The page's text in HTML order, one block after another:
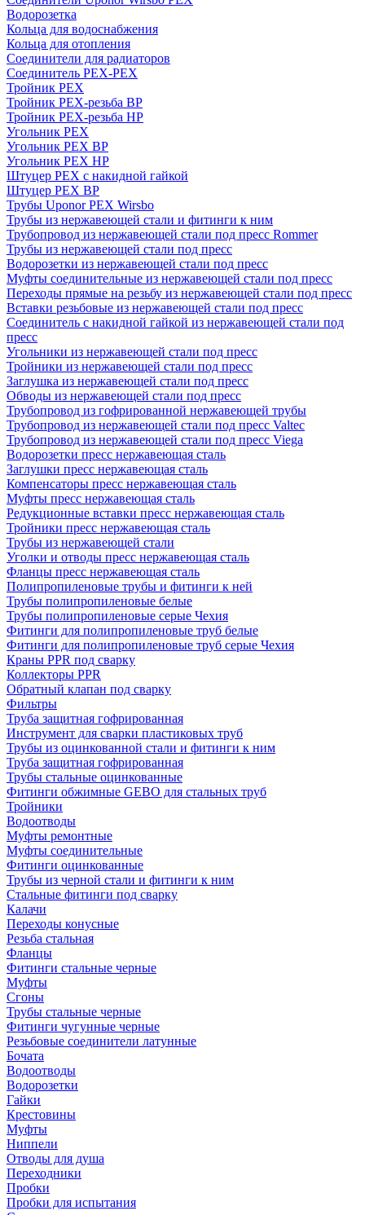
Водорозетка
Кольца для водоснабжения
Кольца для отопления
Соединители для радиаторов
Соединитель PEX-PEX
Тройник PEX
Тройник PEX-резьба ВР
Тройник PEX-резьба НР
Угольник PEX
Угольник PEX ВР
Угольник PEX НР
Штуцер PEX c накидной гайкой
Штуцер PEX ВР
Трубы Uponor PEX Wirsbo
Трубы из нержавеющей стали и фитинги к ним
Трубопровод из нержавеющей стали под пресс Rommer
Трубы из нержавеющей стали под пресс
Водорозетки из нержавеющей стали под пресс
Муфты соединительные из нержавеющей стали под пресс
Переходы прямые на резьбу из нержавеющей стали под пресс
Вставки резьбовые из нержавеющей стали под пресс
Соединитель с накидной гайкой из нержавеющей стали под
пресс
Угольники из нержавеющей стали под пресс
Тройники из нержавеющей стали под пресс
Заглушка из нержавеющей стали под пресс
Обводы из нержавеющей стали под пресс
Трубопровод из гофрированной нержавеющей трубы
Трубопровод из нержавеющей стали под пресс Valtec
Трубопровод из нержавеющей стали под пресс Viega
Водорозетки пресс нержавеющая сталь
Заглушки пресс нержавеющая сталь
Компенсаторы пресс нержавеющая сталь
Муфты пресс нержавеющая сталь
Редукционные вставки пресс нержавеющая сталь
Тройники пресс нержавеющая сталь
Трубы из нержавеющей стали
Уголки и отводы пресс нержавеющая сталь
Фланцы пресс нержавеющая сталь
Полипропиленовые трубы и фитинги к ней
Трубы полипропиленовые белые
Трубы полипропиленовые серые Чехия
Фитинги для полипропиленовые труб белые
Фитинги для полипропиленовые труб серые Чехия
Краны PPR под сварку
Коллекторы PPR
Обратный клапан под сварку
Фильтры
Труба защитная гофрированная
Инструмент для сварки пластиковых труб
Трубы из оцинкованной стали и фитинги к ним
Труба защитная гофрированная
Трубы стальные оцинкованные
Фитинги обжимные GEBO для стальных труб
Тройники
Водоотводы
Муфты ремонтные
Муфты соединительные
Фитинги оцинкованные
Трубы из черной стали и фитинги к ним
Стальные фитинги под сварку
Калачи
Переходы конусные
Резьба стальная
Фланцы
Фитинги стальные черные
Муфты
Сгоны
Трубы стальные черные
Фитинги чугунные черные
Резьбовые соединители латунные
Бочата
Водоотводы
Водорозетки
Гайки
Крестовины
Муфты
Ниппели
Отводы для душа
Переходники
Пробки
Пробки для испытания